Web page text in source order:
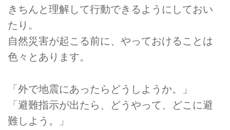
きちんと理解して行動できるようにしておい
たり。
自然災害が起こる前に、やっておけることは
色々とあります。
「外で地震にあったらどうしようか。」
「避難指示が出たら、どうやって、どこに避
難しよう。」